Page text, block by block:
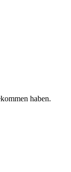
haben.